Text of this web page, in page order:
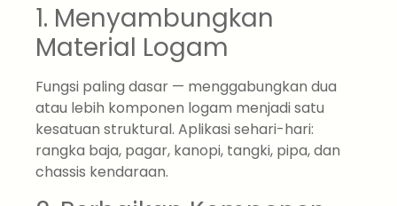
1. Menyambungkan
Material Logam
Fungsi paling dasar — menggabungkan dua
atau lebih komponen logam menjadi satu
kesatuan struktural. Aplikasi sehari-hari:
rangka baja, pagar, kanopi, tangki, pipa, dan
chassis kendaraan.